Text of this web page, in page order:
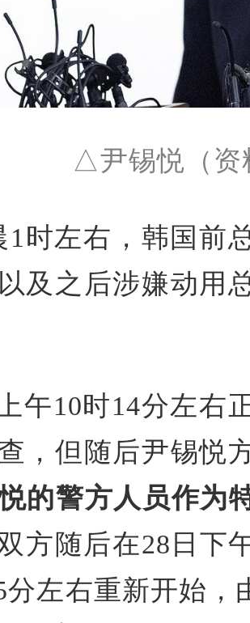
△尹锡悦（资
1时左右，韩国前
及之后涉嫌动用
午10时14分左右
，但随后尹锡悦
的警方人员作为
方随后在28日下
分左右重新开始